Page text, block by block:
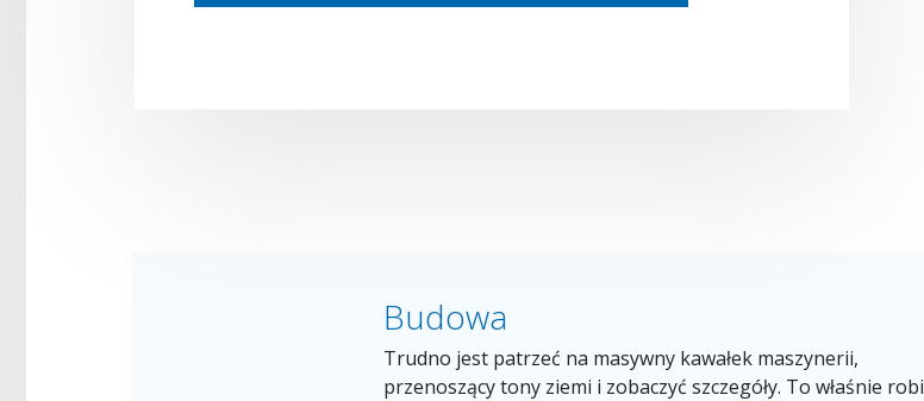
Budowa
Trudno jest patrzeć na masywny kawałek maszynerii,
przenoszący tony ziemi i zobaczyć szczegóły. To właśnie robi